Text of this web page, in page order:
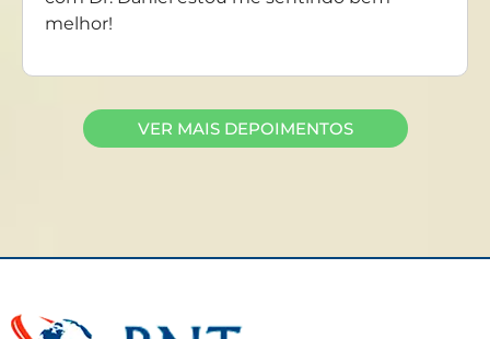
melhor!
VER MAIS DEPOIMENTOS